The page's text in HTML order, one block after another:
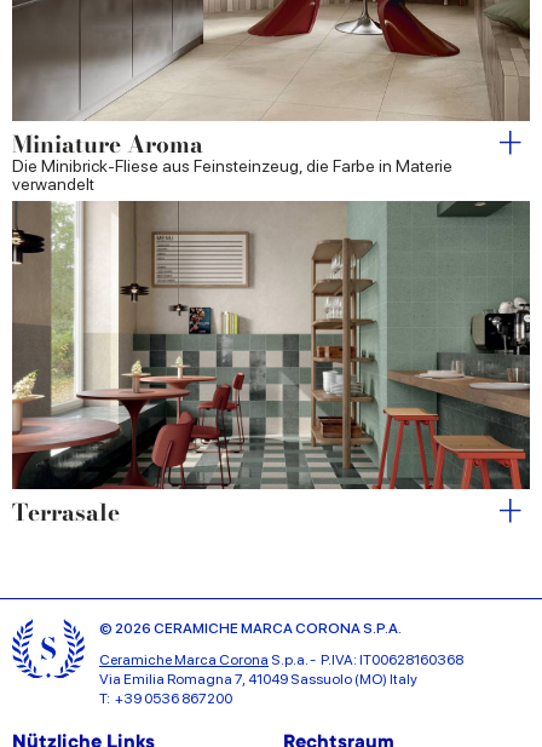
Miniature Aroma
Die Minibrick-Fliese aus Feinsteinzeug, die Farbe in Materie
verwandelt
Terrasale
© 2026 CERAMICHE MARCA CORONA S.P.A.
Ceramiche Marca Corona S.p.a. - P.IVA: IT00628160368
Via Emilia Romagna 7, 41049 Sassuolo (MO) Italy
T: +39 0536 867200